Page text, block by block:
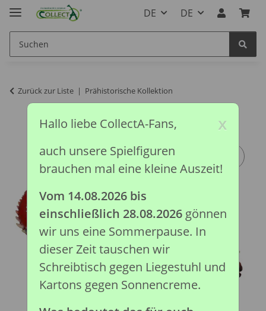
DE DE
Zurück zur Liste Prähistorische Kollektion
x
Hallo liebe CollectA-Fans,
auch unsere Spielfiguren
brauchen mal eine kleine Auszeit!
Vom 14.08.2026 bis
einschließlich 28.08.2026gönnen
wir uns eine Sommerpause. In
dieser Zeit tauschen wir
Schreibtisch gegen Liegestuhl und
Kartons gegen Sonnencreme.